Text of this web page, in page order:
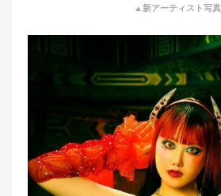
▲新アーティスト写真